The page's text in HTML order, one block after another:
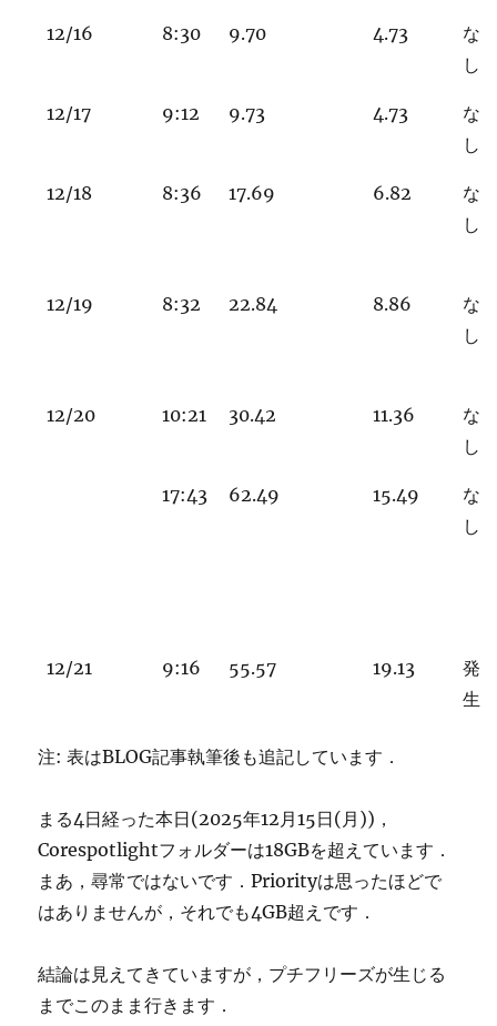
12/16 8:30 9.70 4.73
な
し
12/17 9:12 9.73 4.73
な
し
12/18 8:36 17.69 6.82
な
し
12/19 8:32 22.84 8.86
な
し
12/20 10:21 30.42 11.36
な
し
17:43 62.49 15.49
な
し
12/21 9:16 55.57 19.13
発
生
注: 表はBLOG記事執筆後も追記しています．
まる4日経った本日(2025年12月15日(月))，
Corespotlightフォルダーは18GBを超えています．
まあ，尋常ではないです．Priorityは思ったほどで
はありませんが，それでも4GB超えです．
結論は見えてきていますが，プチフリーズが生じる
までこのまま行きます．